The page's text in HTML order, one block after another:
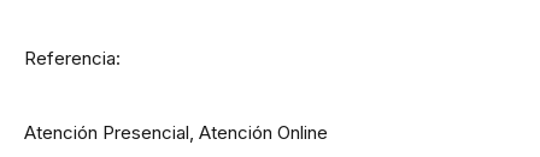
Referencia:
Atención Presencial, Atención Online